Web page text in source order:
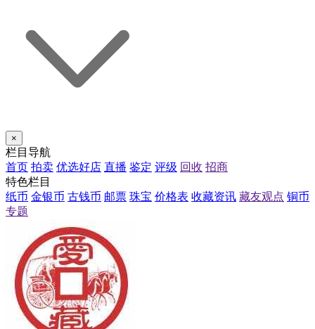
×
栏目导航
首页 拍卖 优选好店 直播 鉴定 评级 回收 招商
特色栏目
纸币 金银币 古钱币 邮票 珠宝 价格表 收藏资讯 藏友观点 铜币
专题